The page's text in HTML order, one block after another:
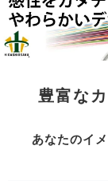
豊富な
あなたのイ